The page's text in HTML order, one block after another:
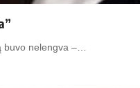
buvo nelengva –…